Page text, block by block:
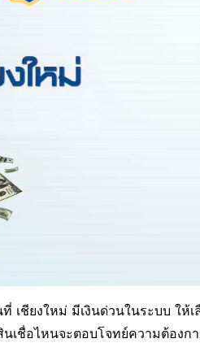
เชียงใหม่ มีเงินด่วนในระบบ ให้
เชื่อไหนจะตอบโจทย์ความต้องก